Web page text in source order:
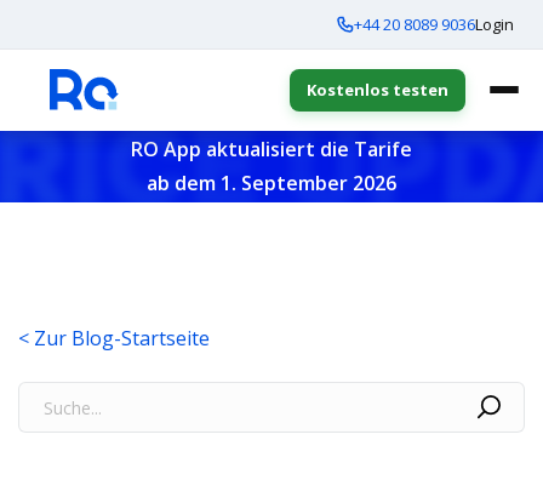
+44 20 8089 9036Login
Kostenlos testen
RO App aktualisiert die Tarife
ab dem 1. September 2026
< Zur Blog-Startseite